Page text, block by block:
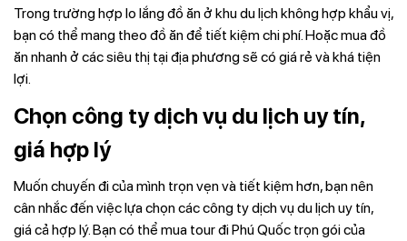
Trong trường hợp lo lắng đồ ăn ở khu du lịch không hợp khẩu vị,
bạn có thể mang theo đồ ăn để tiết kiệm chi phí. Hoặc mua đồ
ăn nhanh ở các siêu thị tại địa phương sẽ có giá rẻ và khá tiện
lợi.
Chọn công ty dịch vụ du lịch uy tín,
giá hợp lý
Muốn chuyến đi của mình trọn vẹn và tiết kiệm hơn, bạn nên
cân nhắc đến việc lựa chọn các công ty dịch vụ du lịch uy tín,
giá cả hợp lý. Bạn có thể mua tour đi Phú Quốc trọn gói của